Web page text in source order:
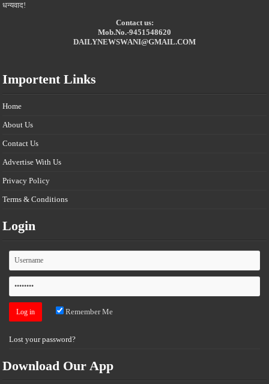
धन्यवाद!
Contact us:
Mob.No.-9451548620
DAILYNEWSWANI@GMAIL.COM
Importent Links
Home
About Us
Contact Us
Advertise With Us
Privacy Policy
Terms & Conditions
Login
Remember Me
Lost your password?
Download Our App